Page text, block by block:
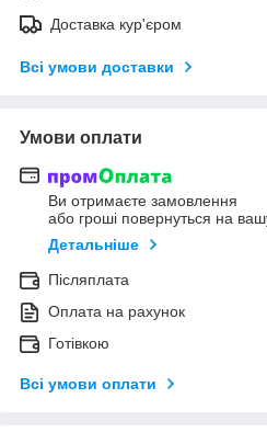
Доставка кур'єром
Всі умови доставки
Умови оплати
Ви отримаєте замовлення
або гроші повернуться на
Детальніше
Післяплата
Оплата на рахунок
Готівкою
Всі умови оплати